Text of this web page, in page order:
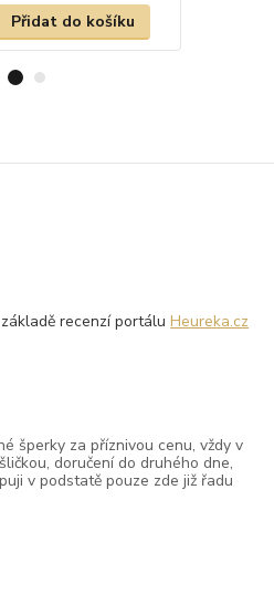
Přidat do košíku
recenzí portáluHeureka.cz
šperky za příznivou cenu, vždy v
doručení do druhého dne,
v podstatě pouze zde již řadu